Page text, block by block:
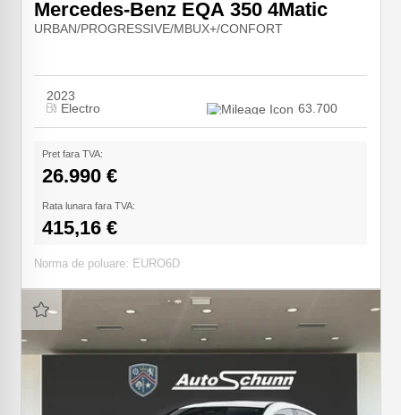
Mercedes-Benz EQA 350 4Matic
URBAN/PROGRESSIVE/MBUX+/CONFORT
2023
63.700
Electro
Pret fara TVA:
26.990 €
Rata lunara fara TVA:
415,16 €
Norma de poluare: EURO6D